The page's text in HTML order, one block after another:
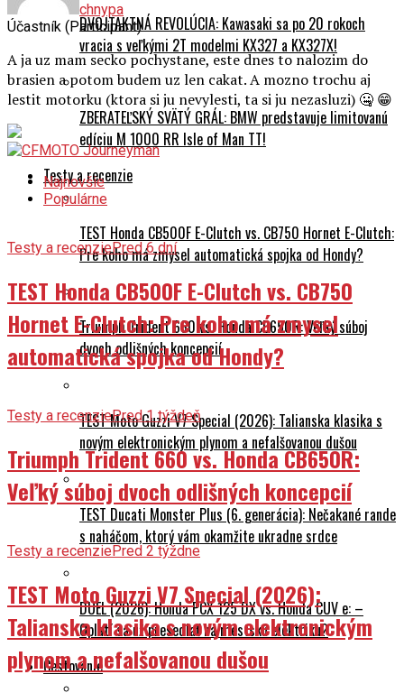
DVOJTAKTNÁ REVOLÚCIA: Kawasaki sa po 20 rokoch
vracia s veľkými 2T modelmi KX327 a KX327X!
ZBERATEĽSKÝ SVÄTÝ GRÁL: BMW predstavuje limitovanú
edíciu M 1000 RR Isle of Man TT!
Testy a recenzie
TEST Honda CB500F E-Clutch vs. CB750 Hornet E-Clutch:
Pre koho má zmysel automatická spojka od Hondy?
Triumph Trident 660 vs. Honda CB650R: Veľký súboj
dvoch odlišných koncepcií
TEST Moto Guzzi V7 Special (2026): Talianska klasika s
novým elektronickým plynom a nefalšovanou dušou
TEST Ducati Monster Plus (6. generácia): Nečakané rande
s naháčom, ktorý vám okamžite ukradne srdce
DUEL (2026): Honda PCX 125 DX vs. Honda CUV e: –
Oplatí sa už presedlať na mestskú elektriku?
Cestovanie
chnypa
Účastník (Participant)
A ja uz mam secko pochystane, este dnes to nalozim do
brasien a potom budem uz len cakat. A mozno trochu aj
lestit motorku (ktora si ju nevylesti, ta si ju nezasluzi) 🤐 😁
Najnovšie
Populárne
Testy a recenziePred 6 dní
TEST Honda CB500F E-Clutch vs. CB750
Hornet E-Clutch: Pre koho má zmysel
automatická spojka od Hondy?
Testy a recenziePred 1 týždeň
Triumph Trident 660 vs. Honda CB650R:
Veľký súboj dvoch odlišných koncepcií
Testy a recenziePred 2 týždne
TEST Moto Guzzi V7 Special (2026):
Talianska klasika s novým elektronickým
plynom a nefalšovanou dušou